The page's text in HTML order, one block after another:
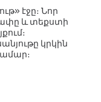
էջը։ Նոր
և տեքստի
կրկին